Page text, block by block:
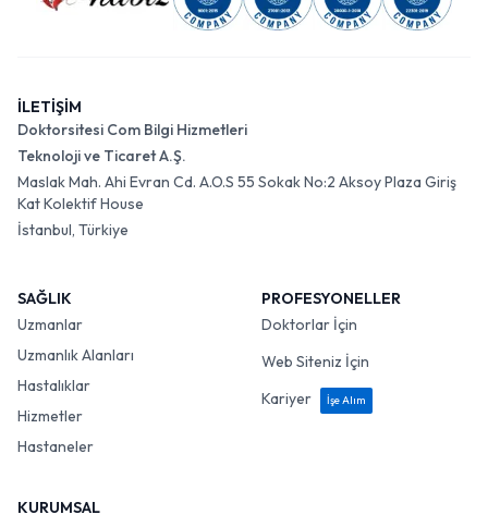
İLETİŞİM
Doktorsitesi Com Bilgi Hizmetleri
Teknoloji ve Ticaret A.Ş.
Maslak Mah. Ahi Evran Cd. A.O.S 55 Sokak No:2 Aksoy Plaza Giriş
Kat Kolektif House
İstanbul, Türkiye
SAĞLIK
Uzmanlar
Uzmanlık Alanları
Hastalıklar
Hizmetler
Hastaneler
PROFESYONELLER
Doktorlar İçin
Web Siteniz İçin
Kariyer
İşe Alım
KURUMSAL